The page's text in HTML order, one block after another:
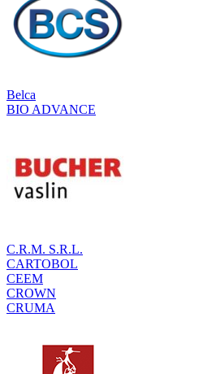
Belca
BIO ADVANCE
C.R.M. S.R.L.
CARTOBOL
CEEM
CROWN
CRUMA